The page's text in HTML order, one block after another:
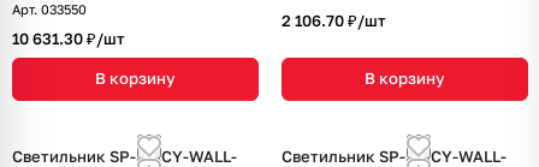
Арт. 033550
10 631.30 ₽/шт
В корзину
2 106.70 ₽/шт
В корзину
Светильник SP-SPICY-WALL-
Светильник SP-SPICY-WALL-